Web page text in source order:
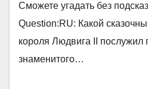
Сможете угадать без
Question:RU: Какой
короля Людвига II послужил
знаменитого…